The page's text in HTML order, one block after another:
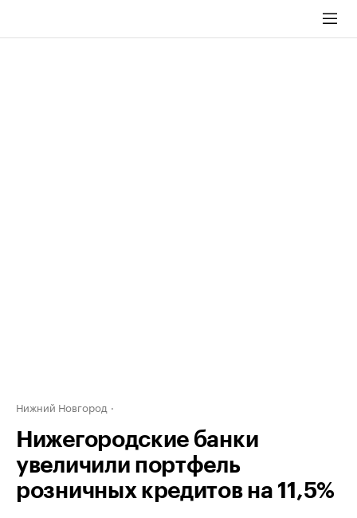
Нижний Новгород
Нижегородские банки
увеличили портфель
розничных кредитов на 11,5%